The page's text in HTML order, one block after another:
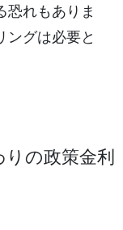
恐れもありま
ングは必要と
の政策金利